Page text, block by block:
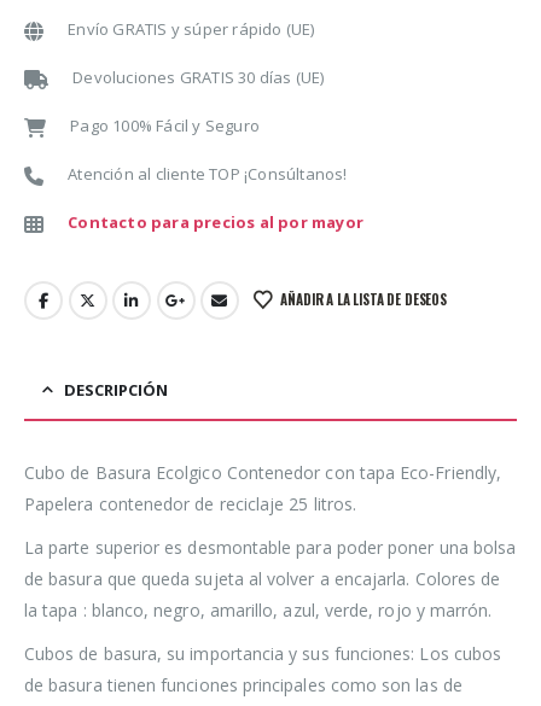
Envío GRATIS y súper rápido (UE)
Devoluciones GRATIS 30 días (UE)
Pago 100% Fácil y Seguro
Atención al cliente TOP ¡Consúltanos!
Contacto para precios al por mayor
AÑADIR A LA LISTA DE DESEOS
DESCRIPCIÓN
Cubo de Basura Ecolgico Contenedor con tapa Eco-Friendly,
Papelera contenedor de reciclaje 25 litros.
La parte superior es desmontable para poder poner una bolsa
de basura que queda sujeta al volver a encajarla. Colores de
la tapa : blanco, negro, amarillo, azul, verde, rojo y marrón.
Cubos de basura, su importancia y sus funciones: Los cubos
de basura tienen funciones principales como son las de